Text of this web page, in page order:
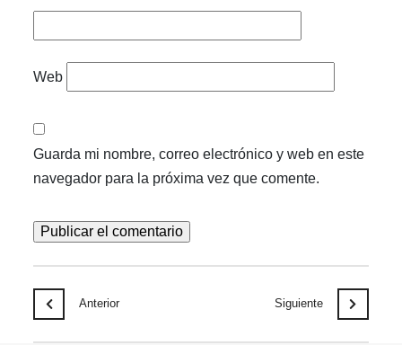
Web
Guarda mi nombre, correo electrónico y web en este
navegador para la próxima vez que comente.
Anterior Siguiente